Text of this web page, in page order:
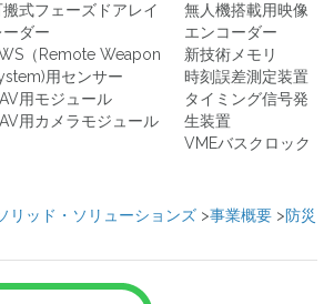
搬式フェーズドアレイ
ーダー
（Remote Weapon
用センサー
用モジュール
用カメラモジュール
無人機搭載用映像
エンコーダー
新技術メモリ
時刻誤差測定装置
タイミング信号発
生装置
VMEバスクロック
リッド・ソリューションズ >事業概要 >防災